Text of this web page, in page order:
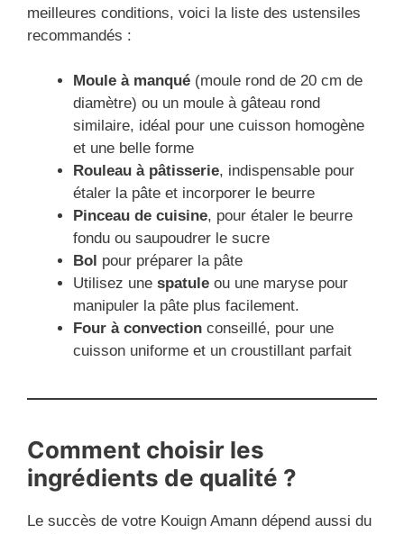
meilleures conditions, voici la liste des ustensiles
recommandés :
Moule à manqué (moule rond de 20 cm de
diamètre) ou un moule à gâteau rond
similaire, idéal pour une cuisson homogène
et une belle forme
Rouleau à pâtisserie, indispensable pour
étaler la pâte et incorporer le beurre
Pinceau de cuisine, pour étaler le beurre
fondu ou saupoudrer le sucre
Bol pour préparer la pâte
Utilisez une spatule ou une maryse pour
manipuler la pâte plus facilement.
Four à convection conseillé, pour une
cuisson uniforme et un croustillant parfait
Comment choisir les
ingrédients de qualité ?
Le succès de votre Kouign Amann dépend aussi du